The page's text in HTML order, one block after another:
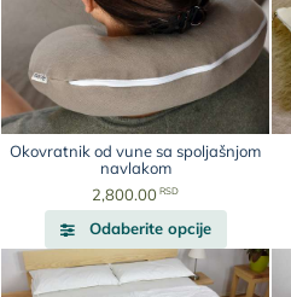
Okovratnik od vune sa spoljašnjom
navlakom
2,800.00 RSD
Odaberite opcije
Ovaj
ima
više